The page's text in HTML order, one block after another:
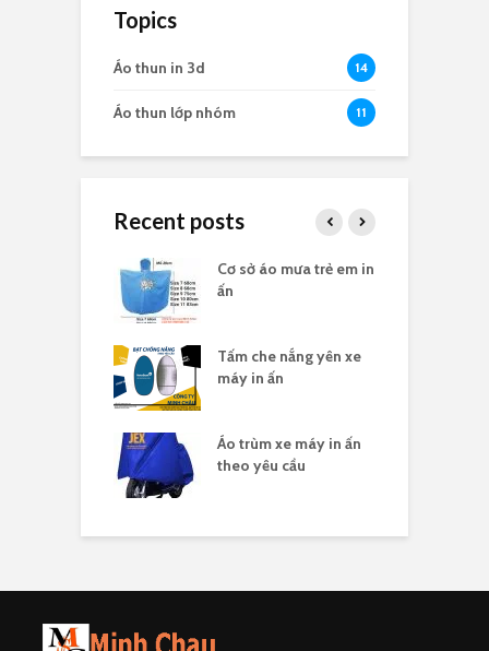
Topics
Áo thun in 3d 14
Áo thun lớp nhóm 11
Recent posts
Cơ sở áo mưa trẻ em in
ấn
Tấm che nắng yên xe
máy in ấn
Áo trùm xe máy in ấn
theo yêu cầu